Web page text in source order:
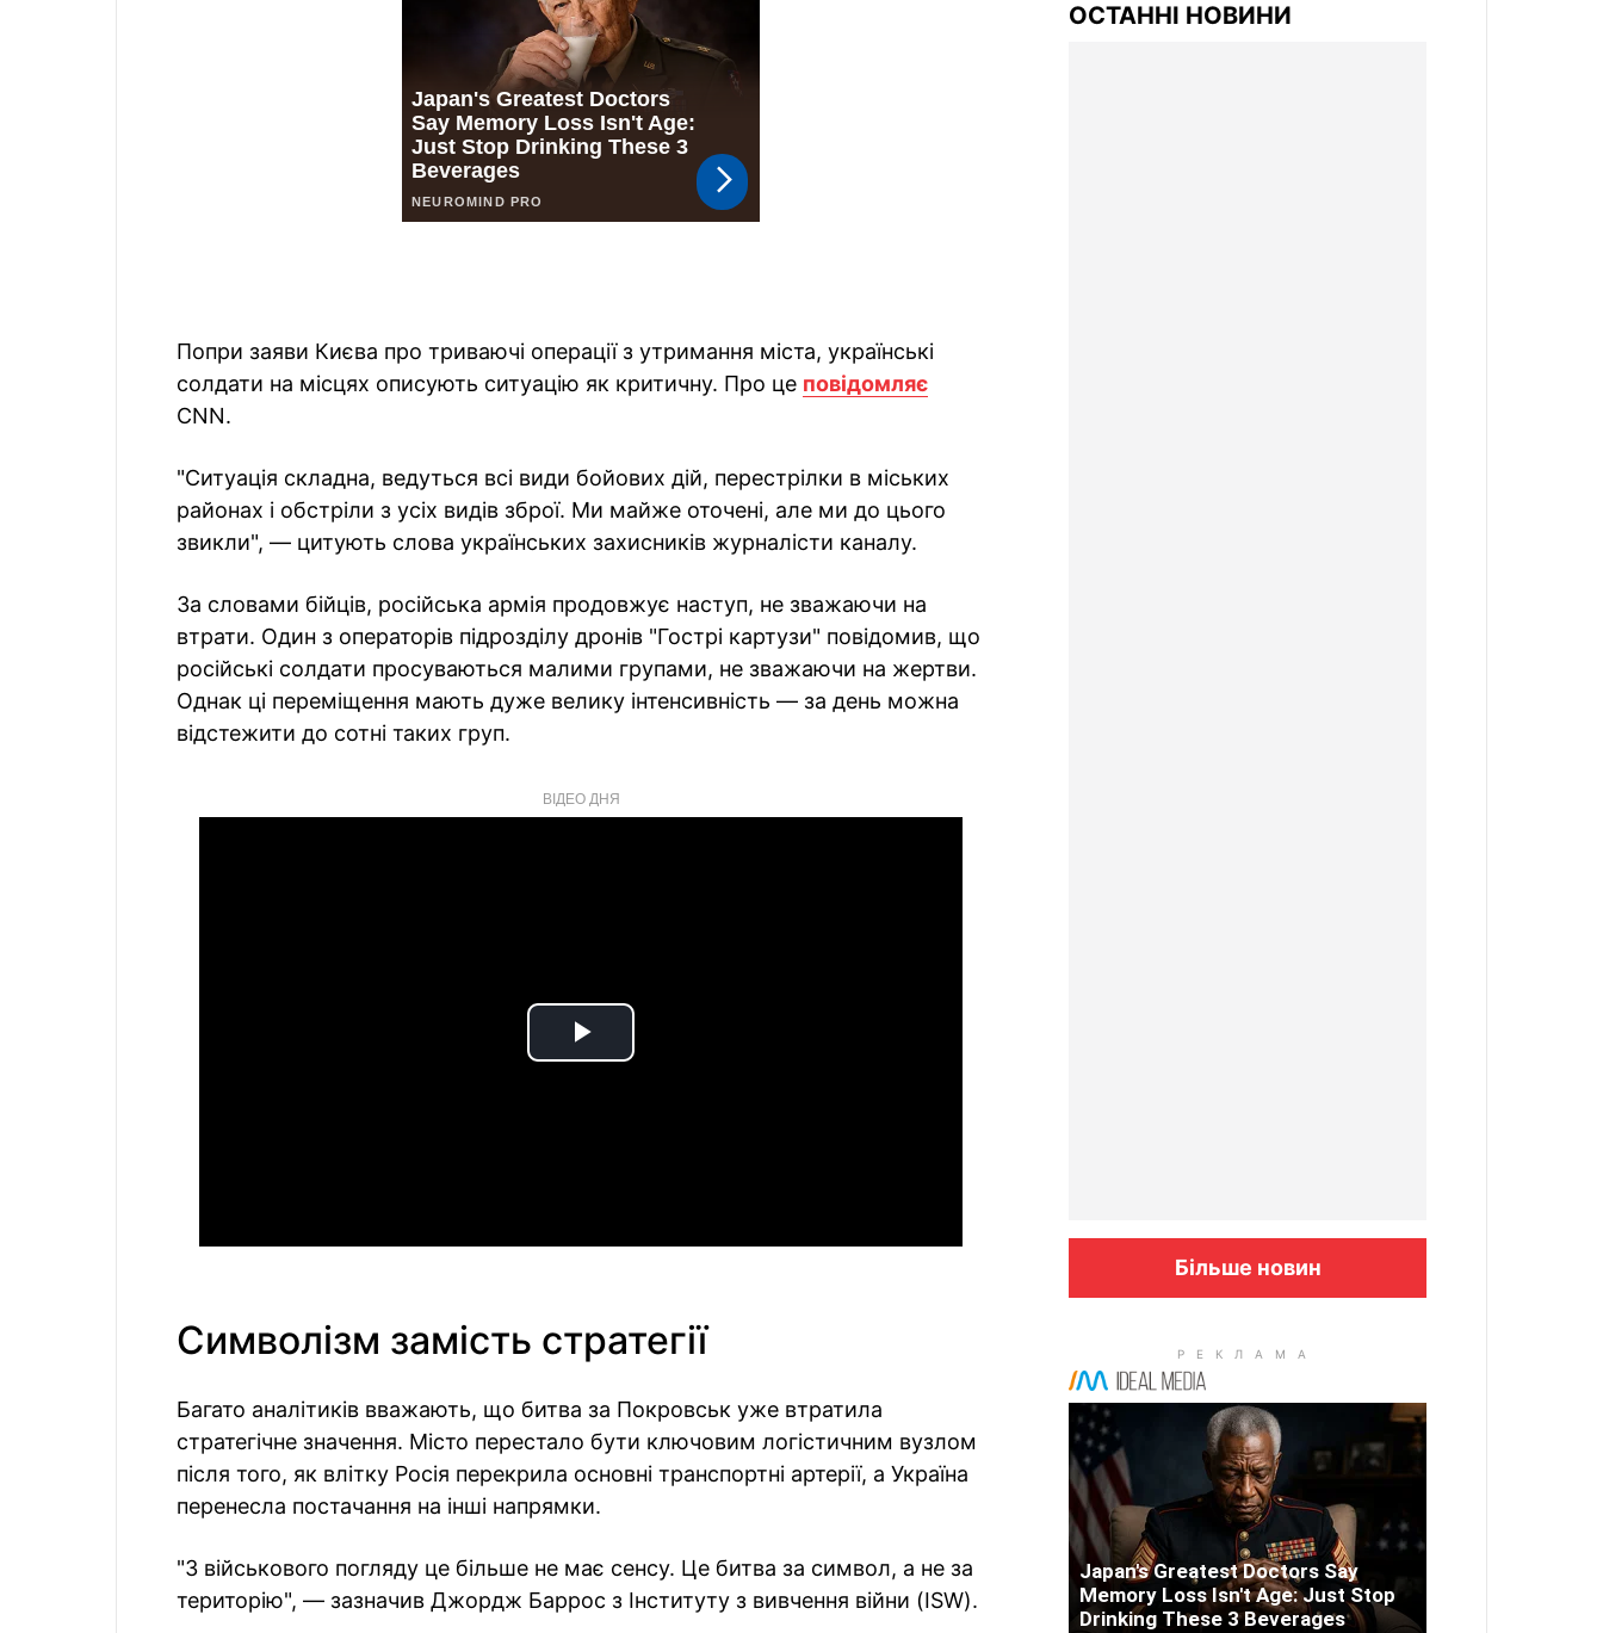
Попри заяви Києва про триваючі операції з утримання міста, українські
солдати на місцях описують ситуацію як критичну. Про це повідомляє
CNN.
"Ситуація складна, ведуться всі види бойових дій, перестрілки в міських
районах і обстріли з усіх видів зброї. Ми майже оточені, але ми до цього
звикли", — цитують слова українських захисників журналісти каналу.
За словами бійців, російська армія продовжує наступ, не зважаючи на
втрати. Один з операторів підрозділу дронів "Гострі картузи" повідомив, що
російські солдати просуваються малими групами, не зважаючи на жертви.
Однак ці переміщення мають дуже велику інтенсивність — за день можна
відстежити до сотні таких груп.
ВІДЕО ДНЯ
Play
Символізм замість стратегії
Багато аналітиків вважають, що битва за Покровськ уже втратила
стратегічне значення. Місто перестало бути ключовим логістичним вузлом
після того, як влітку Росія перекрила основні транспортні артерії, а Україна
перенесла постачання на інші напрямки.
"З військового погляду це більше не має сенсу. Це битва за символ, а не за
територію", — зазначив Джордж Баррос з Інституту з вивчення війни (ISW).
ОСТАННІ НОВИНИ
Більше новин
Japan's Greatest Doctors Say
Memory Loss Isn't Age: Just Stop
Drinking These 3 Beverages